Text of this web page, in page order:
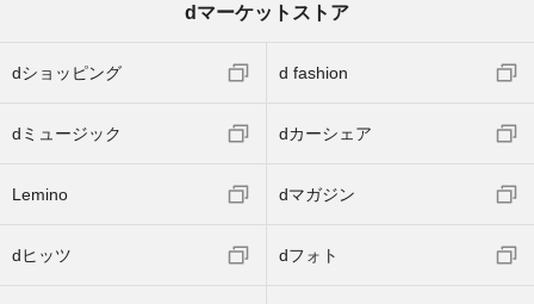
dマーケットストア
dショッピング d fashion
dミュージック dカーシェア
Lemino dマガジン
dヒッツ dフォト